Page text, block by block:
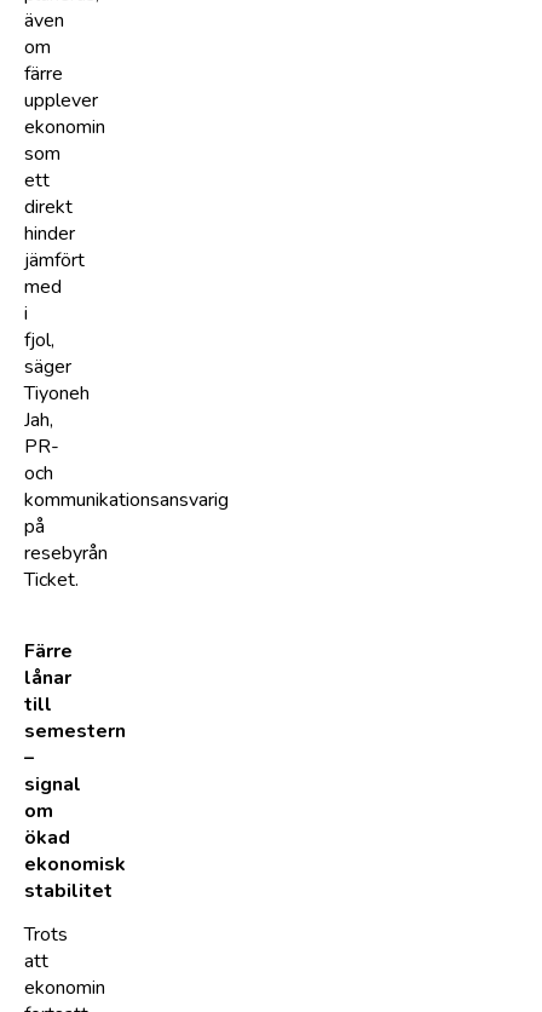
även
om
färre
upplever
ekonomin
som
ett
direkt
hinder
jämfört
med
i
fjol,
säger
Tiyoneh
Jah,
PR-
och
kommunikationsansvarig
på
resebyrån
Ticket.
Färre
lånar
till
semestern
–
signal
om
ökad
ekonomisk
stabilitet
Trots
att
ekonomin